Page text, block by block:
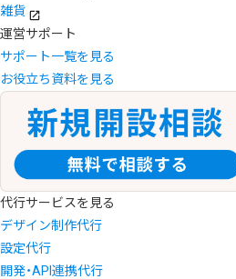
雑貨
運営サポート
サポート一覧を見る
お役立ち資料を見る
代行サービスを見る
デザイン制作代行
設定代行
開発・API連携代行